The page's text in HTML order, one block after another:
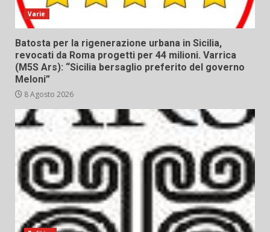
Varie
Batosta per la rigenerazione urbana in Sicilia,
revocati da Roma progetti per 44 milioni. Varrica
(M5S Ars): “Sicilia bersaglio preferito del governo
Meloni”
8 Agosto 2026